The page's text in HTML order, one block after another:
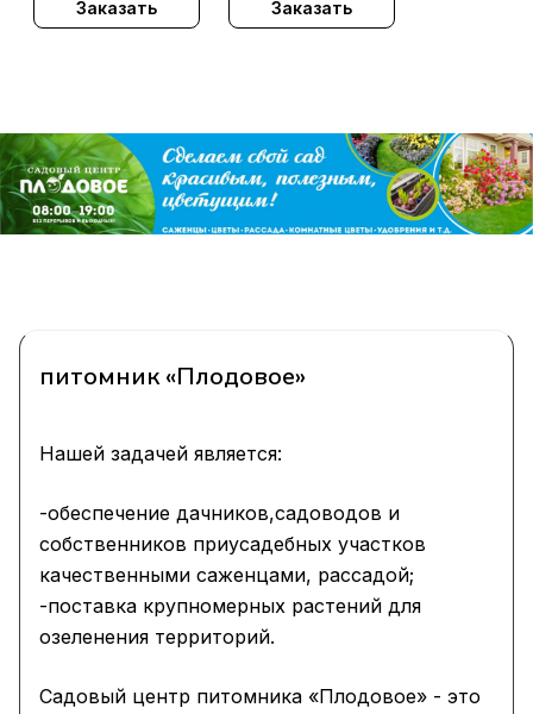
Заказать Заказать
питомник «Плодовое»
Нашей задачей является:
-обеспечение дачников,садоводов и
собственников приусадебных участков
качественными саженцами, рассадой;
-поставка крупномерных растений для
озеленения территорий.
Садовый центр питомника «Плодовое» - это